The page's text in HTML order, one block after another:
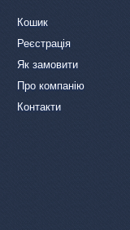
Кошик
Реєстрація
Як замовити
Про компанію
Контакти